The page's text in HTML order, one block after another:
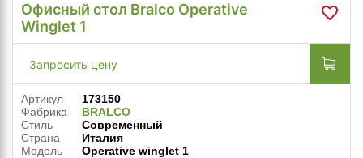
Офисный стол Bralco Operative
Winglet 1
Запросить цену
Артикул
173150
Фабрика
BRALCO
Стиль
Современный
Страна
Италия
Модель
Operative winglet 1